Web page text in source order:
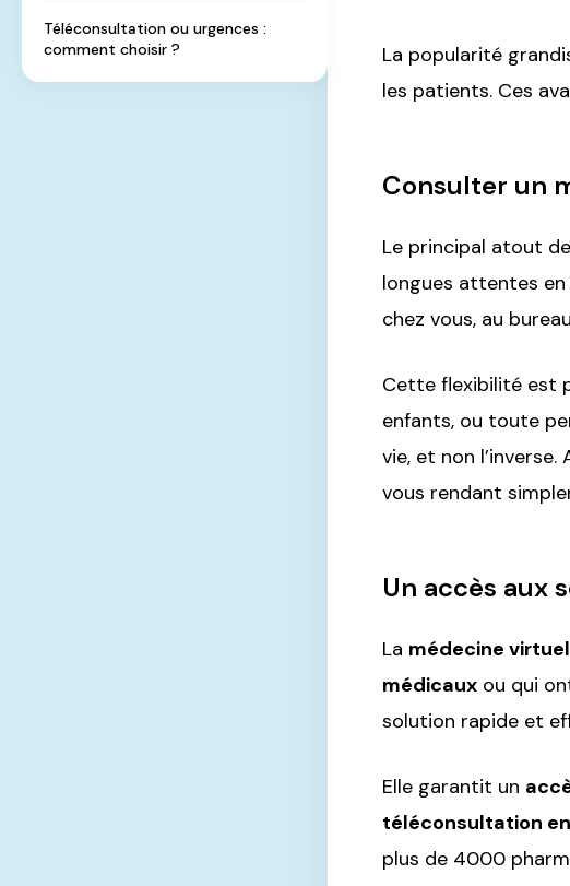
Téléconsultation ou urgences :
comment choisir ?
La popularité
les patients. Ces
Consulter un
Le principal atout
longues attentes en
chez vous, au
Cette flexibilité est
enfants, ou toute
vie, et non l’inverse.
vous rendant
Un accès aux
La médecine
médicaux ou qui
solution rapide et
Elle garantit un
téléconsultation
plus de 4000